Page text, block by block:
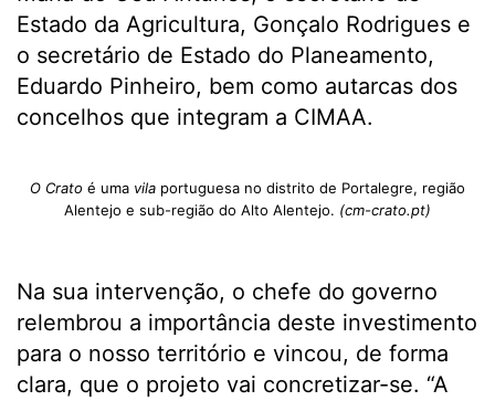
Estado da Agricultura, Gonçalo Rodrigues e
o secretário de Estado do Planeamento,
Eduardo Pinheiro, bem como autarcas dos
concelhos que integram a CIMAA.
O Crato é uma vila portuguesa no distrito de Portalegre, região
Alentejo e sub-região do Alto Alentejo. (cm-crato.pt)
Na sua intervenção, o chefe do governo
relembrou a importância deste investimento
para o nosso território e vincou, de forma
clara, que o projeto vai concretizar-se. “A